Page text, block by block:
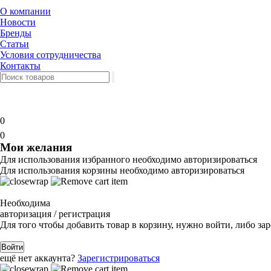
О компании
Новости
Бренды
Статьи
Условия сотрудничества
Контакты
0
0
Мои желания
Для использования избранного необходимо авторизироваться
Для использования корзины необходимо авторизироваться
Необходима
авторизация / регистрация
Для того чтобы добавить товар в корзину, нужно войти, либо
Войти
ещё нет аккаунта? Зарегистрироваться